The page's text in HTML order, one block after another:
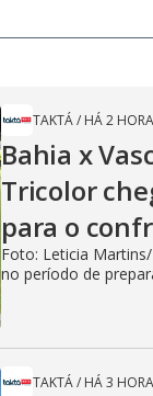
TAKTÁ/ HÁ 2
Bahia x
Tricolor
para o
Foto: Leticia
no período de
TAKTÁ/ HÁ 3